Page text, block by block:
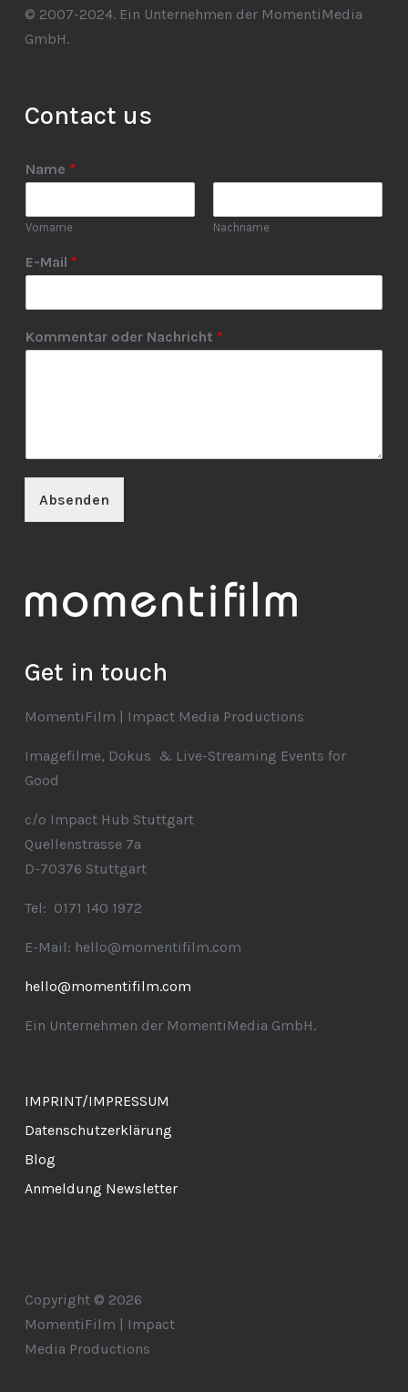
© 2007-2024. Ein Unternehmen der MomentiMedia
GmbH.
Contact us
Name *
Vorname Nachname
E-Mail *
Kommentar oder Nachricht *
Absenden
Get in touch
MomentiFilm | Impact Media Productions
Imagefilme, Dokus & Live-Streaming Events for
Good
c/o Impact Hub Stuttgart
Quellenstrasse 7a
D-70376 Stuttgart
Tel: 0171 140 1972
E-Mail: hello@momentifilm.com
hello@momentifilm.com
Ein Unternehmen der MomentiMedia GmbH.
IMPRINT/IMPRESSUM
Datenschutzerklärung
Blog
Anmeldung Newsletter
Copyright © 2026
MomentiFilm | Impact
Media Productions